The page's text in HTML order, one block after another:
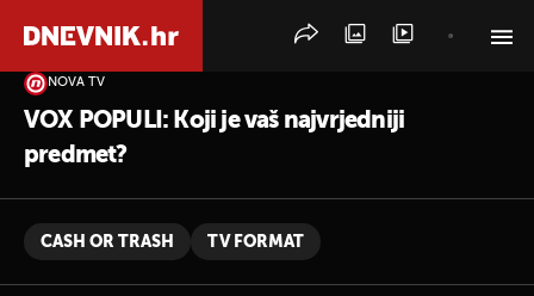
NOVA TV
VOX POPULI: Koji je vaš najvrjedniji
predmet?
CASH OR TRASH TV FORMAT
PRETRAŽITE VIJESTI